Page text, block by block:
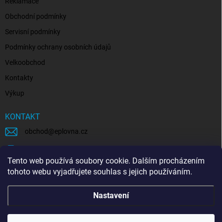
Tento web používá soubory cookie. Dalším procházením
tohoto webu vyjadřujete souhlas s jejich používáním.
Nastavení
Obchodní podmínky
Servisní podmínky
Podmínky ochrany osobních údajů
Velkoobchod
Kontakty
Výkup
KONTAKT
obchod @eplovna.cz
eplovna.cz